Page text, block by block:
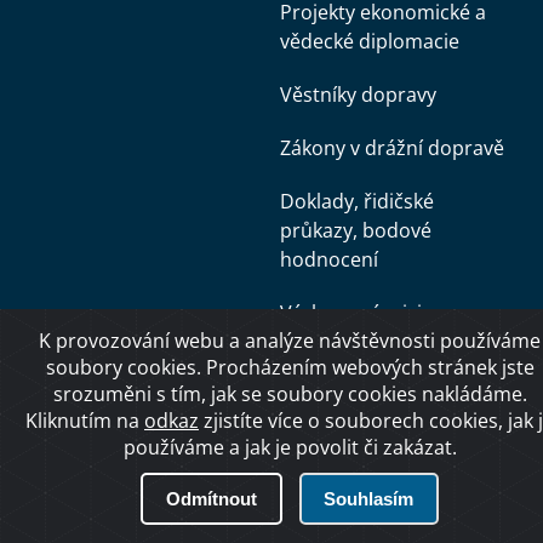
Projekty ekonomické a
vědecké diplomacie
Věstníky dopravy
Zákony v drážní dopravě
Doklady, řidičské
průkazy, bodové
hodnocení
Výzkum, vývoj, inovace
Díky nižším cenám v
tendrech se opraví víc
tratí, úspory přesahují
1,6 miliardy
Zkušební komisař
K provozování webu a analýze návštěvnosti používáme
soubory cookies. Procházením webových stránek jste
srozuměni s tím, jak se soubory cookies nakládáme.
Kliknutím na odkaz zjistíte více o souborech cookies, jak
používáme a jak je povolit či zakázat.
Odmítnout Souhlasím